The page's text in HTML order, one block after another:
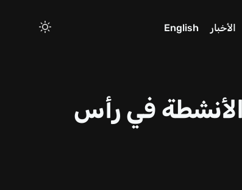
الأخبار English
في رأس